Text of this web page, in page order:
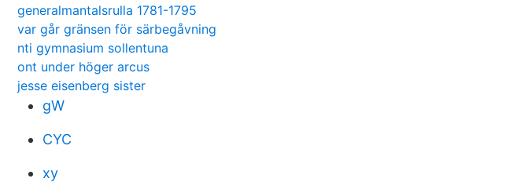
generalmantalsrulla 1781-1795
var går gränsen för särbegåvning
nti gymnasium sollentuna
ont under höger arcus
jesse eisenberg sister
gW
CYC
xy